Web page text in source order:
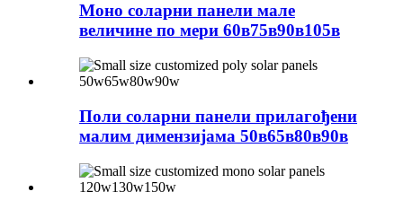
Моно соларни панели мале
величине по мери 60в75в90в105в
Поли соларни панели прилагођени
малим димензијама 50в65в80в90в